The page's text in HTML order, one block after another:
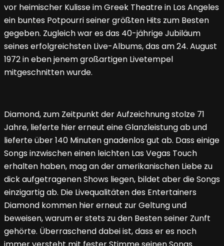
vor heimischer Kulisse im Greek Theatre in Los Angeles
ein buntes Potpourri seiner größten Hits zum Besten
gegeben. Zugleich war es das 40-jährige Jubiläum
seines erfolgreichsten Live-Albums, das am 24. August
1972 in eben jenem großartigen Livetempel
mitgeschnitten wurde.
Diamond, zum Zeitpunkt der Aufzeichnung stolze 71
Jahre, lieferte hier erneut eine Glanzleistung ab und
lieferte über 140 Minuten gnadenlos gut ab. Dass einige
Songs inzwischen einen leichten Las Vegas Touch
erhalten haben, mag an der amerikanischen Liebe zu
dick aufgetragenen Shows liegen, bildet aber die Songs
einzigartig ab. Die Livequalitäten des Entertainers
Diamond kommen hier erneut zur Geltung und
beweisen, warum er stets zu den Besten seiner Zunft
gehörte. Überraschend dabei ist, dass er es noch